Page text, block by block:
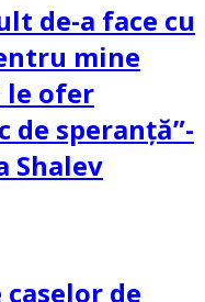
de-a face cu
mine
le ofer
speranță”-
Shalev
de